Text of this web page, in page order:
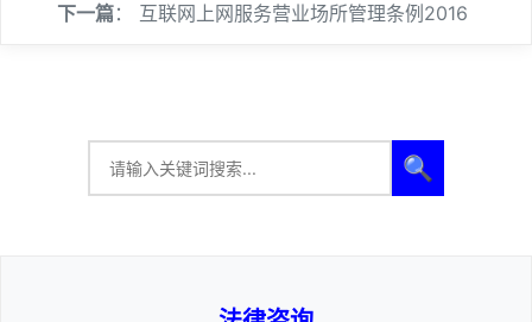
下一篇： 互联网上网服务营业场所管理条例2016
🔍